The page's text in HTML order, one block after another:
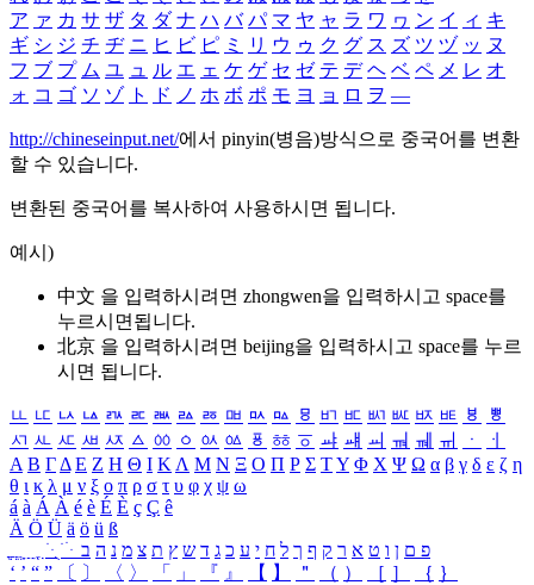
ア ァ カ サ ザ タ ダ ナ ハ バ パ マ ヤ ャ ラ ワ ヮ ン イ ィ キ
ギ シ ジ チ ヂ ニ ヒ ビ ピ ミ リ ウ ゥ ク グ ス ズ ツ ヅ ッ ヌ
フ ブ プ ム ユ ュ ル エ ェ ケ ゲ セ ゼ テ デ ヘ ベ ペ メ レ オ
ォ コ ゴ ソ ゾ ト ド ノ ホ ボ ポ モ ヨ ョ ロ ヲ ―
http://chineseinput.net/에서 pinyin(병음)방식으로 중국어를 변환
할 수 있습니다.
변환된 중국어를 복사하여 사용하시면 됩니다.
예시)
中文 을 입력하시려면 zhongwen을 입력하시고 space를
누르시면됩니다.
北京 을 입력하시려면 beijing을 입력하시고 space를 누르
시면 됩니다.
ㅥ ㅦ ㅧ ㅨ ㅩ ㅪ ㅫ ㅬ ㅭ ㅮ ㅯ ㅰ ㅱ ㅲ ㅳ ㅴ ㅵ ㅶ ㅷ ㅸ
ㅹ
ㅺ ㅻ ㅼ ㅽ ㅾ ㅿ ㆀ ㆁ ㆂ ㆃ ㆄ ㆅ ㆆ ㆇ ㆈ ㆉ ㆊ ㆋ ㆌ ㆍ
ㆎ
Α Β ΓΔ Ε Ζ Η Θ Ι ΚΛ Μ Ν Ξ Ο Π Ρ Σ ΤΥ Φ Χ Ψ Ω α β γ δ ε ζ η
θ ι κ λ μ ν ξ ο π ρ σ τ υ φ χ ψ ω
á à Á À é è É È ç Ç ê
Ä Ö Ü ä ö ü ß
ִֶֹ ֻּ ׁׂ פ ם ן ו ט א ר ק ף ך ל ח י ע כ ג ד ש ץ ת צ מ נ ה ב
‘ ’ “ ” 〔 〕 〈 〉 「 」 『 』 【 】 ＂ （ ） ［ ］ ｛ ｝